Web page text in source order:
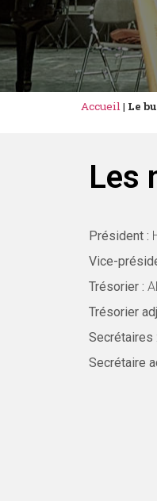
Accueil| Le
Les
Président :
Vice-
Trésorier :
Trésorier
Secrétaires :
Secrétaire